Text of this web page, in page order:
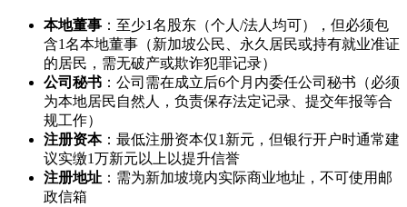
本地董事 ：至少1名股东（个人/法人均可），但必须包
含1名本地董事（新加坡公民、永久居民或持有就业准证
的居民，需无破产或欺诈犯罪记录）
公司秘书 ：公司需在成立后6个月内委任公司秘书（必须
为本地居民自然人，负责保存法定记录、提交年报等合
规工作）
注册资本：最低注册资本仅1新元，但银行开户时通常建
议实缴1万新元以上以提升信誉
注册地址 ：需为新加坡境内实际商业地址，不可使用邮
政信箱